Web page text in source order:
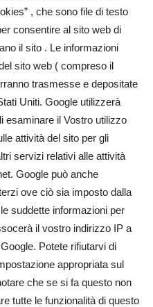
, che sono file di testo
consentire al sito web di
il sito . Le informazioni
sito web ( compreso il
trasmesse e depositate
Uniti. Google utilizzerà
esaminare il Vostro utilizzo
attività del sito per gli
servizi relativi alle attività
Google può anche
ove ciò sia imposto dalla
suddette informazioni per
il vostro indirizzo IP a
Potete rifiutarvi di
appropriata sul
che se si fa questo non
tutte le funzionalità di questo